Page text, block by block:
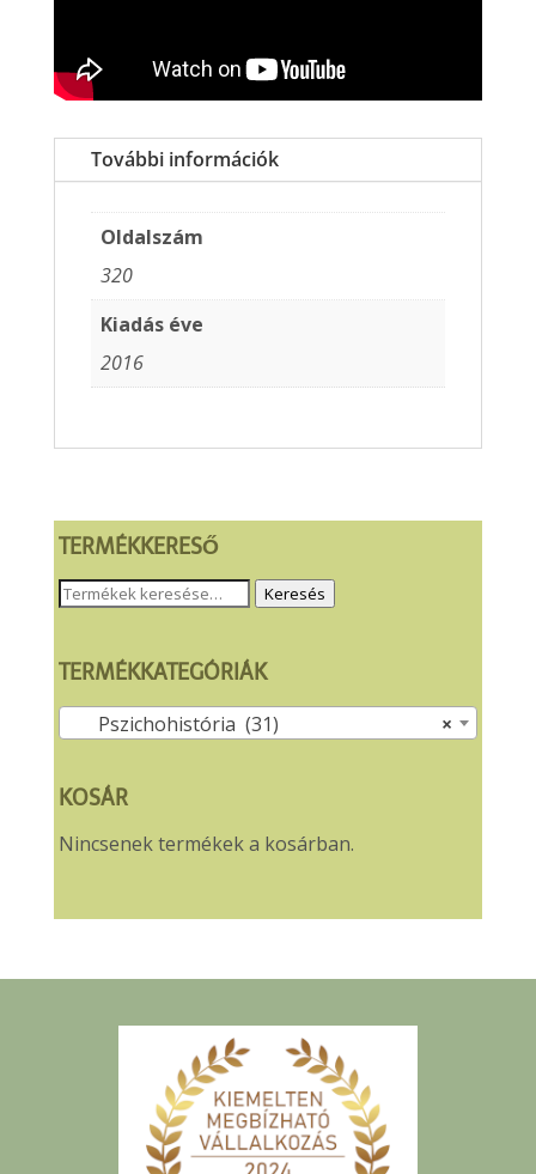
További információk
Oldalszám
320
Kiadás éve
2016
TERMÉKKERESŐ
Keresés
következőre:
Keresés
TERMÉKKATEGÓRIÁK
×
Pszichohistória (31)
KOSÁR
Nincsenek termékek a kosárban.